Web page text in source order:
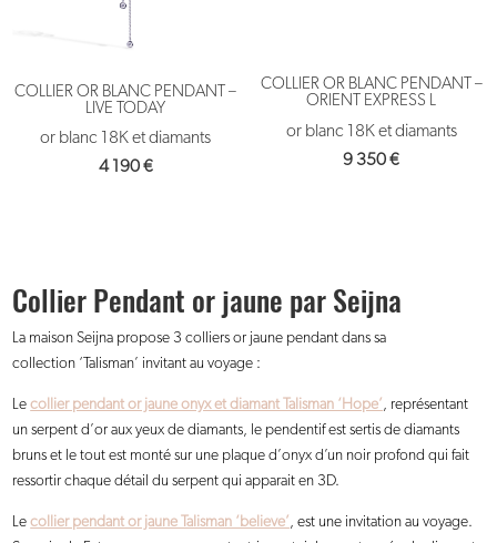
COLLIER OR BLANC PENDANT –
LIVE TODAY
or blanc 18K et diamants
4 190€
COLLIER OR BLANC PENDANT –
ORIENT EXPRESS L
or blanc 18K et diamants
9 350€
Collier Pendant or jaune par Seijna
La maison Seijna propose 3 colliers or jaune pendant dans sa
collection ‘Talisman’ invitant au voyage :
Lecollier pendant or jaune onyx et diamant Talisman ‘Hope’, représentant
un serpent d’or aux yeux de diamants, le pendentif est sertis de diamants
bruns et le tout est monté sur une plaque d’onyx d’un noir profond qui fait
ressortir chaque détail du serpent qui apparait en 3D.
Lecollier pendant or jaune Talisman ‘believe’, est une invitation au voyage.